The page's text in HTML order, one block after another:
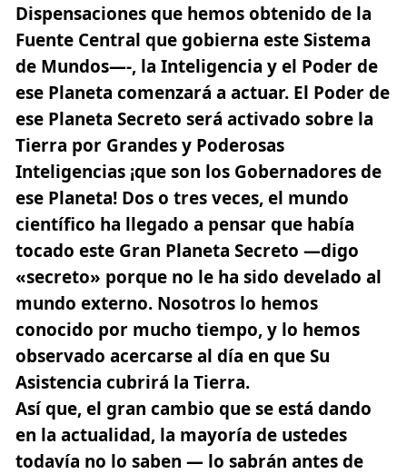
Dispensaciones que hemos obtenido de la
Fuente Central que gobierna este Sistema
de Mundos—-, la Inteligencia y el Poder de
ese Planeta comenzará a actuar. El Poder de
ese Planeta Secreto será activado sobre la
Tierra por Grandes y Poderosas
Inteligencias ¡que son los Gobernadores de
ese Planeta! Dos o tres veces, el mundo
científico ha llegado a pensar que había
tocado este Gran Planeta Secreto —digo
«secreto» porque no le ha sido develado al
mundo externo. Nosotros lo hemos
conocido por mucho tiempo, y lo hemos
observado acercarse al día en que Su
Asistencia cubrirá la Tierra.
Así que, el gran cambio que se está dando
en la actualidad, la mayoría de ustedes
todavía no lo saben — lo sabrán antes de